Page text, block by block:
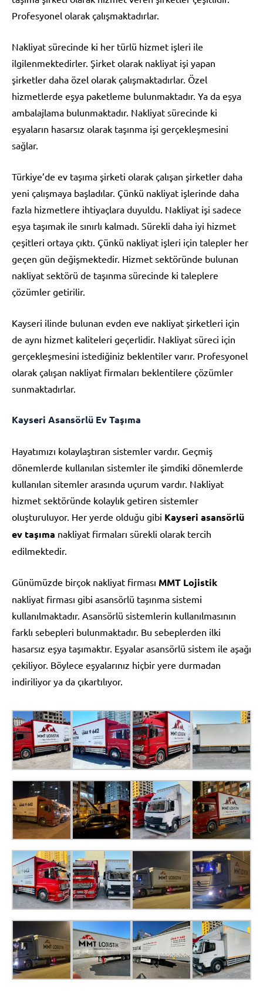
Profesyonel olarak çalışmaktadırlar.
Nakliyat sürecinde ki her türlü hizmet işleri ile
ilgilenmektedirler. Şirket olarak nakliyat işi yapan
şirketler daha özel olarak çalışmaktadırlar. Özel
hizmetlerde eşya paketleme bulunmaktadır. Ya da eşya
ambalajlama bulunmaktadır. Nakliyat sürecinde ki
eşyaların hasarsız olarak taşınma işi gerçekleşmesini
sağlar.
Türkiye’de ev taşıma şirketi olarak çalışan şirketler daha
yeni çalışmaya başladılar. Çünkü nakliyat işlerinde daha
fazla hizmetlere ihtiyaçlara duyuldu. Nakliyat işi sadece
eşya taşımak ile sınırlı kalmadı. Sürekli daha iyi hizmet
çeşitleri ortaya çıktı. Çünkü nakliyat işleri için talepler her
geçen gün değişmektedir. Hizmet sektöründe bulunan
nakliyat sektörü de taşınma sürecinde ki taleplere
çözümler getirilir.
Kayseri ilinde bulunan evden eve nakliyat şirketleri için
de aynı hizmet kaliteleri geçerlidir. Nakliyat süreci için
gerçekleşmesini istediğiniz beklentiler varır. Profesyonel
olarak çalışan nakliyat firmaları beklentilere çözümler
sunmaktadırlar.
Kayseri Asansörlü Ev Taşıma
Hayatımızı kolaylaştıran sistemler vardır. Geçmiş
dönemlerde kullanılan sistemler ile şimdiki dönemlerde
kullanılan sitemler arasında uçurum vardır. Nakliyat
hizmet sektöründe kolaylık getiren sistemler
oluşturuluyor. Her yerde olduğu gibi Kayseri asansörlü
ev taşıma nakliyat firmaları sürekli olarak tercih
edilmektedir.
Günümüzde birçok nakliyat firması MMT Lojistik
nakliyat firması gibi asansörlü taşınma sistemi
kullanılmaktadır. Asansörlü sistemlerin kullanılmasının
farklı sebepleri bulunmaktadır. Bu sebeplerden ilki
hasarsız eşya taşımaktır. Eşyalar asansörlü sistem ile aşağı
çekiliyor. Böylece eşyalarınız hiçbir yere durmadan
indiriliyor ya da çıkartılıyor.